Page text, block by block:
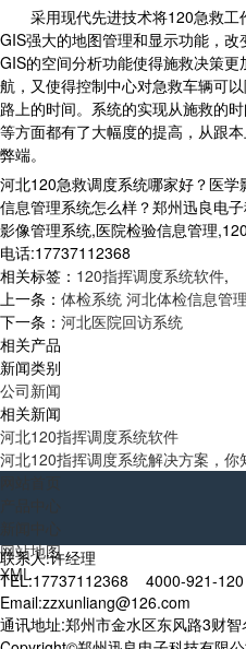
采用现代先进技术将120急救工
GIS强大的地图管理和显示功能，改
GIS的空间分析功能使得施救决策
航，又使得控制中心对急救车辆可
路上的时间。系统的实现从施救的
等方面都有了大幅度的提高，从跟
弊端。
河北120急救调度系统哪家好？医
信息管理系统怎么样？郑州迅良电
影像管理系统,医院检验信息管理
电话:17737112368
相关标签： 120指挥调度系统软件,
上一条： 体检系统 河北体检信息管
下一条： 河北医院回访系统
相关产品
新闻类别
公司新闻
相关新闻
河北120指挥调度系统软件
河北120指挥调度系统解决方案，你
网站地图
XML
联系人:许经理
TEL:17737112368 4000-921-120
Email:zzxunliang@126.com
通讯地址:郑州市金水区东风路3财智